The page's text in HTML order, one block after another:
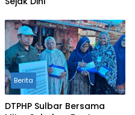
Berita
DTPHP Sulbar Bersama